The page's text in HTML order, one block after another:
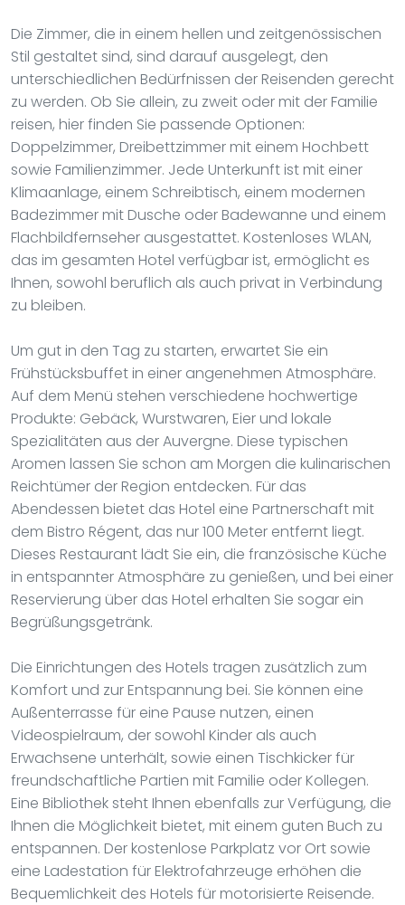
Die Zimmer, die in einem hellen und zeitgenössischen
Stil gestaltet sind, sind darauf ausgelegt, den
unterschiedlichen Bedürfnissen der Reisenden gerecht
zu werden. Ob Sie allein, zu zweit oder mit der Familie
reisen, hier finden Sie passende Optionen:
Doppelzimmer, Dreibettzimmer mit einem Hochbett
sowie Familienzimmer. Jede Unterkunft ist mit einer
Klimaanlage, einem Schreibtisch, einem modernen
Badezimmer mit Dusche oder Badewanne und einem
Flachbildfernseher ausgestattet. Kostenloses WLAN,
das im gesamten Hotel verfügbar ist, ermöglicht es
Ihnen, sowohl beruflich als auch privat in Verbindung
zu bleiben.
Um gut in den Tag zu starten, erwartet Sie ein
Frühstücksbuffet in einer angenehmen Atmosphäre.
Auf dem Menü stehen verschiedene hochwertige
Produkte: Gebäck, Wurstwaren, Eier und lokale
Spezialitäten aus der Auvergne. Diese typischen
Aromen lassen Sie schon am Morgen die kulinarischen
Reichtümer der Region entdecken. Für das
Abendessen bietet das Hotel eine Partnerschaft mit
dem Bistro Régent, das nur 100 Meter entfernt liegt.
Dieses Restaurant lädt Sie ein, die französische Küche
in entspannter Atmosphäre zu genießen, und bei einer
Reservierung über das Hotel erhalten Sie sogar ein
Begrüßungsgetränk.
Die Einrichtungen des Hotels tragen zusätzlich zum
Komfort und zur Entspannung bei. Sie können eine
Außenterrasse für eine Pause nutzen, einen
Videospielraum, der sowohl Kinder als auch
Erwachsene unterhält, sowie einen Tischkicker für
freundschaftliche Partien mit Familie oder Kollegen.
Eine Bibliothek steht Ihnen ebenfalls zur Verfügung, die
Ihnen die Möglichkeit bietet, mit einem guten Buch zu
entspannen. Der kostenlose Parkplatz vor Ort sowie
eine Ladestation für Elektrofahrzeuge erhöhen die
Bequemlichkeit des Hotels für motorisierte Reisende.